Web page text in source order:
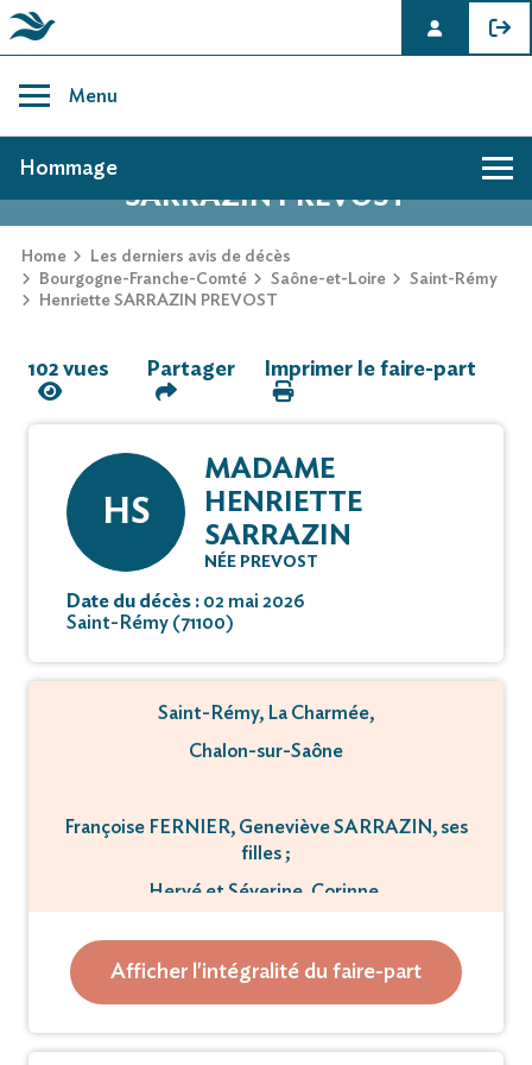
content
Menu
AVIS DE DÉCÈS DE HENRIETTE
SARRAZIN PREVOST
Home
Les derniers avis de décès
Bourgogne-Franche-Comté
Saône-et-Loire
Saint-Rémy
Henriette SARRAZIN PREVOST
Hommage
Faire-part
102 vues Partager Imprimer le faire-part
HS
MADAME
HENRIETTE
SARRAZIN
NÉE PREVOST
Date du décès : 02 mai 2026
Saint-Rémy (71100)
Saint-Rémy, La Charmée,
Chalon-sur-Saône
Françoise FERNIER, Geneviève SARRAZIN, ses
filles ;
Hervé et Séverine, Corinne,
ses petits-enfants ;
ses 9 arrière-petits-enfants ;
Afficher l'intégralité du faire-part